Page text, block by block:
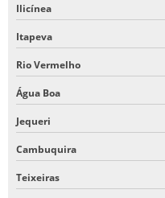
Ilicínea
Itapeva
Rio Vermelho
Água Boa
Jequeri
Cambuquira
Teixeiras